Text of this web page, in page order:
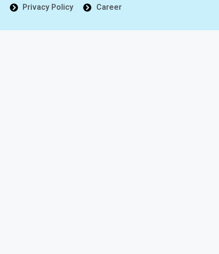
Privacy Policy
Career